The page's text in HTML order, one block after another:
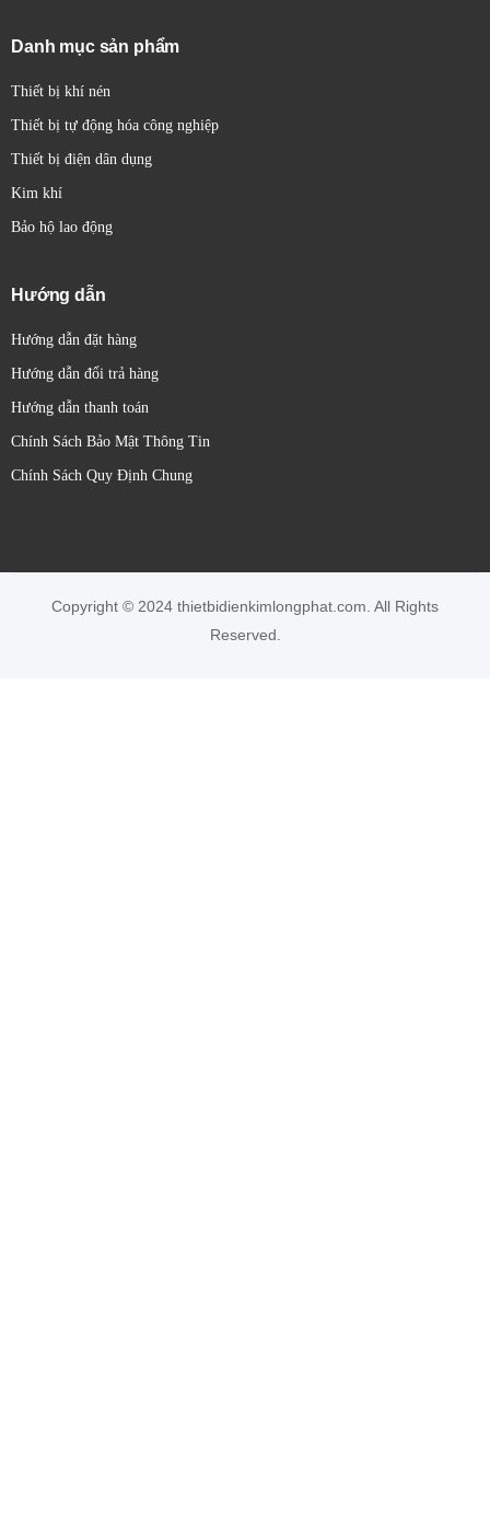
Lắp đặt linh hoạt:
Danh mục sản phẩm
Thiết bị khí nén
Thiết bị tự động hóa công nghiệp
Thiết bị điện dân dụng
Kim khí
Bảo hộ lao động
Hướng dẫn
Hướng dẫn đặt hàng
Hướng dẫn đổi trả hàng
Hướng dẫn thanh toán
Chính Sách Bảo Mật Thông Tin
Chính Sách Quy Định Chung
Copyright © 2024 thietbidienkimlongphat.com. All Rights
Reserved.